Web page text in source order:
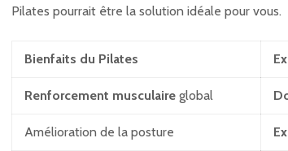
Pilates pourrait être la solution idéale pour vous.
Bienfaits du Pilates
Renforcement musculaire global
Amélioration de la posture